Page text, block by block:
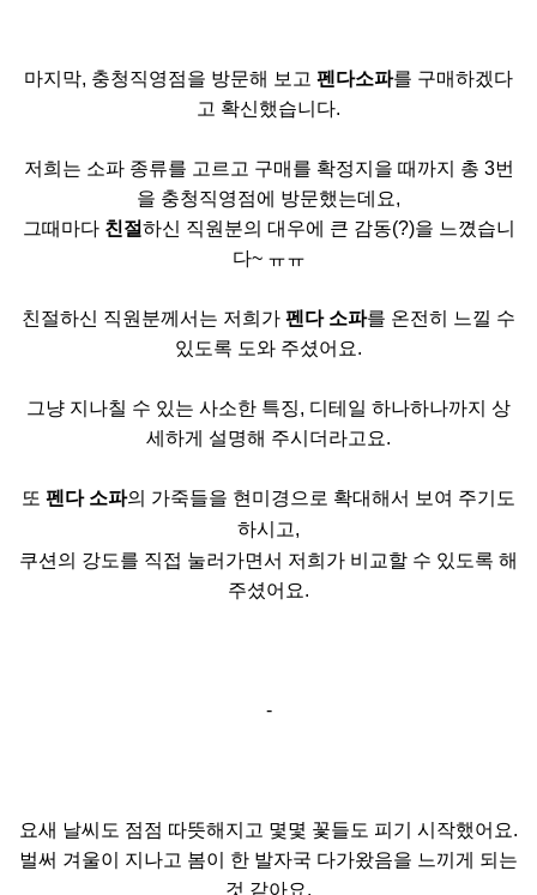
마지막, 충청직영점을 방문해 보고 펜다소파를 구매하겠다
고 확신했습니다.
저희는 소파 종류를 고르고 구매를 확정지을 때까지 총 3번
을 충청직영점에 방문했는데요,
그때마다 친절하신 직원분의 대우에 큰 감동(?)을 느꼈습니
다~ ㅠㅠ
친절하신 직원분께서는 저희가 펜다 소파를 온전히 느낄 수
있도록 도와 주셨어요.
그냥 지나칠 수 있는 사소한 특징, 디테일 하나하나까지 상
세하게 설명해 주시더라고요.
또 펜다 소파의 가죽들을 현미경으로 확대해서 보여 주기도
하시고,
쿠션의 강도를 직접 눌러가면서 저희가 비교할 수 있도록 해
주셨어요.
-
요새 날씨도 점점 따뜻해지고 몇몇 꽃들도 피기 시작했어요.
벌써 겨울이 지나고 봄이 한 발자국 다가왔음을 느끼게 되는
것 같아요.